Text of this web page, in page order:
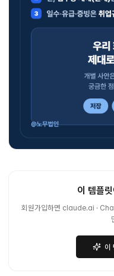
이 템플
회원가입하면 claude.ai ·
이